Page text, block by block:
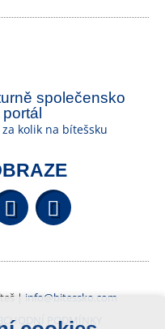
společensko
kolik na bítešsku
YouTube
| info@bitessko.com
PODMÍNKY